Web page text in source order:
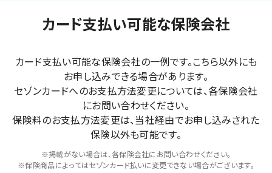
カード支払い可能な保険会社
カード支払い可能な保険会社の一例です。こちら以外にも
お申し込みできる場合があります。
セゾンカードへのお支払方法変更については、各保険会社
にお問い合わせください。
保険料のお支払方法変更は、当社経由でお申し込みされた
保険以外も可能です。
※掲載がない場合は、各保険会社にお問い合わせください。
※保険商品によってはセゾンカード払いに変更できない場合がございます。